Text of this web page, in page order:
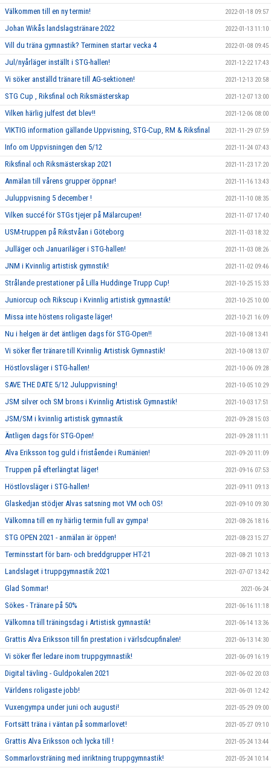
Välkommen till en ny termin! 2022-01-18 09:57
Johan Wikås landslagstränare 2022 2022-01-13 11:10
Vill du träna gymnastik? Terminen startar vecka 4 2022-01-08 09:45
Jul/nyårläger inställt i STG-hallen! 2021-12-22 17:43
Vi söker anställd tränare till AG-sektionen! 2021-12-13 20:58
STG Cup , Riksfinal och Riksmästerskap 2021-12-07 13:00
Vilken härlig julfest det blev!! 2021-12-06 08:00
VIKTIG information gällande Uppvisning, STG-Cup, RM & Riksfinal 2021-11-29 07:59
Info om Uppvisningen den 5/12 2021-11-24 07:43
Riksfinal och Riksmästerskap 2021 2021-11-23 17:20
Anmälan till vårens grupper öppnar! 2021-11-16 13:43
Juluppvisning 5 december ! 2021-11-10 08:35
Vilken succé för STGs tjejer på Mälarcupen! 2021-11-07 17:40
USM-truppen på Rikstvåan i Göteborg 2021-11-03 18:32
Julläger och Januariläger i STG-hallen! 2021-11-03 08:26
JNM i Kvinnlig artistisk gymnstik! 2021-11-02 09:46
Strålande prestationer på Lilla Huddinge Trupp Cup! 2021-10-25 15:33
Juniorcup och Rikscup i Kvinnlig artistisk gymnastik! 2021-10-25 10:00
Missa inte höstens roligaste läger! 2021-10-21 16:09
Nu i helgen är det äntligen dags för STG-Open!! 2021-10-08 13:41
Vi söker fler tränare till Kvinnlig Artistisk Gymnastik! 2021-10-08 13:07
Höstlovsläger i STG-hallen! 2021-10-06 09:28
SAVE THE DATE 5/12 Juluppvisning! 2021-10-05 10:29
JSM silver och SM brons i Kvinnlig Artistisk Gymnastik! 2021-10-03 17:51
JSM/SM i kvinnlig artistisk gymnastik 2021-09-28 15:03
Äntligen dags för STG-Open! 2021-09-28 11:11
Alva Eriksson tog guld i fristående i Rumänien! 2021-09-20 11:09
Truppen på efterlängtat läger! 2021-09-16 07:53
Höstlovsläger i STG-hallen! 2021-09-11 09:13
Glaskedjan stödjer Alvas satsning mot VM och OS! 2021-09-10 09:30
Välkomna till en ny härlig termin full av gympa! 2021-08-26 18:16
STG OPEN 2021 - anmälan är öppen! 2021-08-23 15:27
Terminsstart för barn- och breddgrupper HT-21 2021-08-21 10:13
Landslaget i truppgymnastik 2021 2021-07-07 13:42
Glad Sommar! 2021-06-24
Sökes - Tränare på 50% 2021-06-16 11:18
Välkomna till träningsdag i Artistisk gymnastik! 2021-06-14 13:36
Grattis Alva Eriksson till fin prestation i värlsdcupfinalen! 2021-06-13 14:30
Vi söker fler ledare inom truppgymnastik! 2021-06-09 16:19
Digital tävling - Guldpokalen 2021 2021-06-02 20:03
Världens roligaste jobb! 2021-06-01 12:42
Vuxengympa under juni och augusti! 2021-05-29 09:00
Fortsätt träna i väntan på sommarlovet! 2021-05-27 09:10
Grattis Alva Eriksson och lycka till ! 2021-05-24 13:44
Sommarlovsträning med inriktning truppgymnastik! 2021-05-24 10:14